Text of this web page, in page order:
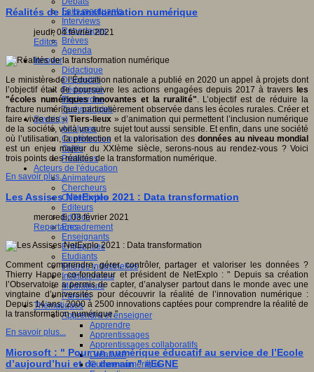
Faits marquants
Interviews
Reportages
Brèves
Agenda
Innover
Didactique
Dispositifs
Pédagogie
Recherche
Technologies
Savoir(s)
Analyses
Conférences
Outils
Pratiques
Acteurs de l'éducation
Animateurs
Chercheurs
Collectivités
Editeurs
EdTech
Encadrement
Enseignants
Entreprises
Etudiants
Filières industrielles
Institutionnels
Médiateurs
Parents
Thématiques
Apprendre et enseigner
Apprendre
Apprentissages
Apprentissages collaboratifs
Créativité
Culture numérique
Réalités de la transformation numérique
jeudi, 04 février 2021
Editos
Le ministère de l’Éducation nationale a publié en 2020 un appel à projets dont
l’objectif était de poursuivre les actions engagées depuis 2017 à travers les
"écoles numériques innovantes et la ruralité". L’objectif est de réduire la
fracture numérique, particulièrement observée dans les écoles rurales. Créer et
faire vivre des «Tiers-lieux » d’animation qui permettent l’inclusion numérique
de la société, voilà un autre sujet tout aussi sensible. Et enfin, dans une société
où l’utilisation, la protection et la valorisation des données au niveau mondial
est un enjeu majeur du XXIème siècle, serons-nous au rendez-vous ? Voici
trois points des réalités de la transformation numérique.
En savoir plus...
Les Assises NetExplo 2021 : Data transformation
mercredi, 03 février 2021
Reportages
Comment comprendre, gérer, contrôler, partager et valoriser les données ?
Thierry Happe, co-fondateur et président de NetExplo : " Depuis sa création
l’Observatoire a permis de capter, d’analyser partout dans le monde avec une
vingtaine d’universités pour découvrir la réalité de l’innovation numérique :
Depuis 14 ans, 2000 à 2500 innovations captées pour comprendre la réalité de
la transformation numérique."
En savoir plus...
Microsoft : " Pour un numérique éducatif au service de l’Ecole
d’aujourd’hui et de demain " #EGNE